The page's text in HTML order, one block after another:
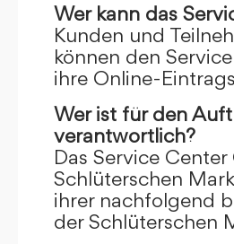
Wer kann das
Kunden und
können den
ihre Online-
Wer ist für den
verantwortlich?
Das Service
Schlüterschen
ihrer nachfolgend
der Schlüterschen